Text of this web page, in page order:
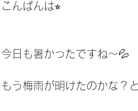
こんばんは⭐︎
今日も暑かったですね〜💦
もう梅雨が明けたのかな？